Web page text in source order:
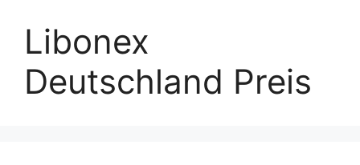
Libonex
Deutschland Preis